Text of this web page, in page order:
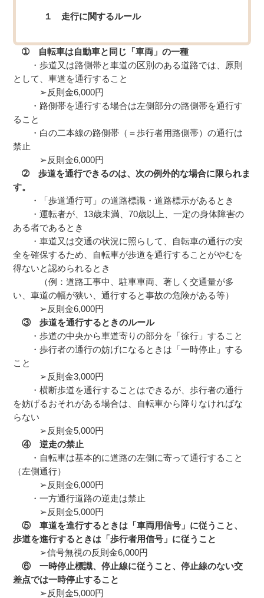
１ 走行に関するルール
➀ 自転車は自動車と同じ「車両」の一種
・歩道又は路側帯と車道の区別のある道路では、原則
として、車道を通行すること
➢反則金6,000円
・路側帯を通行する場合は左側部分の路側帯を通行す
ること
・白の二本線の路側帯（＝歩行者用路側帯）の通行は
禁止
➢反則金6,000円
➁ 歩道を通行できるのは、次の例外的な場合に限られま
す。
・「歩道通行可」の道路標識・道路標示があるとき
・運転者が、13歳未満、70歳以上、一定の身体障害の
ある者であるとき
・車道又は交通の状況に照らして、自転車の通行の安
全を確保するため、自転車が歩道を通行することがやむを
得ないと認められるとき
（例：道路工事中、駐車車両、著しく交通量が多
い、車道の幅が狭い、通行すると事故の危険がある等）
➢反則金6,000円
③ 歩道を通行するときのルール
・歩道の中央から車道寄りの部分を「徐行」すること
・歩行者の通行の妨げになるときは「一時停止」する
こと
➢反則金3,000円
・横断歩道を通行することはできるが、歩行者の通行
を妨げるおそれがある場合は、自転車から降りなければな
らない
➢反則金5,000円
④ 逆走の禁止
・自転車は基本的に道路の左側に寄って通行すること
（左側通行）
➢反則金6,000円
・一方通行道路の逆走は禁止
➢反則金5,000円
⑤ 車道を進行するときは「車両用信号」に従うこと、
歩道を進行するときは「歩行者用信号」に従うこと
➢信号無視の反則金6,000円
⑥ 一時停止標識、停止線に従うこと、停止線のない交
差点では一時停止すること
➢反則金5,000円